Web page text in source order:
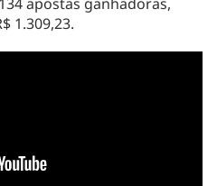
1.309,23.